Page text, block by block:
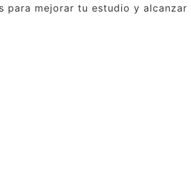
para mejorar tu estudio y alcanzar